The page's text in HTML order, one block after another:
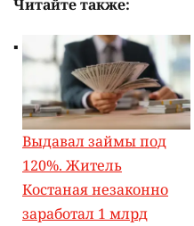
Читайте также:
Выдавал займы под
120%. Житель
Костаная незаконно
заработал 1 млрд